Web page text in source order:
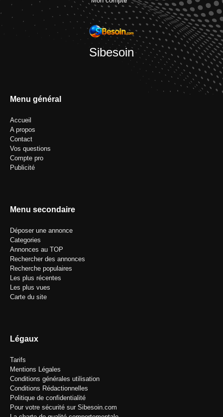
Sibesoin
Menu général
Accueil
A propos
Contact
Vos questions
Compte pro
Publicité
Menu secondaire
Déposer une annonce
Categories
Annonces au TOP
Rechercher des annonces
Recherche populaires
Les plus récentes
Les plus vues
Carte du site
Légaux
Tarifs
Mentions Légales
Conditions générales utilisation
Conditions Rédactionnelles
Politique de confidentialité
Pour votre sécurité sur Sibesoin.com